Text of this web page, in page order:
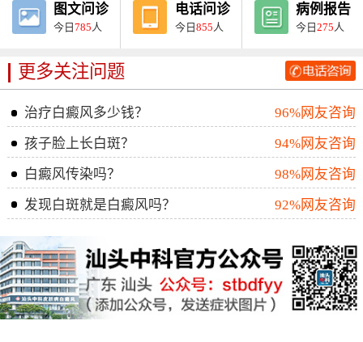
图文问诊
今日785 人
电话问诊
今日855 人
病例报告
今日275 人
更多关注问题
治疗白癜风多少钱？
96%网友咨询
孩子脸上长白斑？
94%网友咨询
白癜风传染吗？
98%网友咨询
发现白斑就是白癜风吗？
92%网友咨询